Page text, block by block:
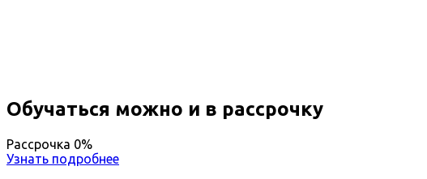
Обучаться можно и в рассрочку
Рассрочка 0%
Узнать подробнее